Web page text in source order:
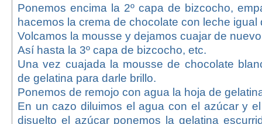
Ponemos encima la 2º capa de bizcocho,
hacemos la crema de chocolate con leche igual
Volcamos la mousse y dejamos cuajar de
Así hasta la 3º capa de bizcocho, etc.
Una vez cuajada la mousse de chocolate
de gelatina para darle brillo.
Ponemos de remojo con agua la hoja de
En un cazo diluimos el agua con el azúcar y
disuelto el azúcar ponemos la gelatina